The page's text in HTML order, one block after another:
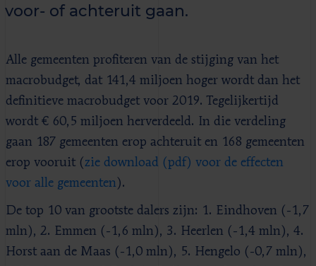
voor- of achteruit gaan.
Alle gemeenten profiteren van de stijging van het
macrobudget, dat 141,4 miljoen hoger wordt dan het
definitieve macrobudget voor 2019. Tegelijkertijd
wordt € 60,5 miljoen herverdeeld. In die verdeling
gaan 187 gemeenten erop achteruit en 168 gemeenten
erop vooruit (zie download (pdf) voor de effecten
voor alle gemeenten ).
De top 10 van grootste dalers zijn: 1. Eindhoven (-1,7
mln), 2. Emmen (-1,6 mln), 3. Heerlen (-1,4 mln), 4.
Horst aan de Maas (-1,0 mln), 5. Hengelo (-0,7 mln),